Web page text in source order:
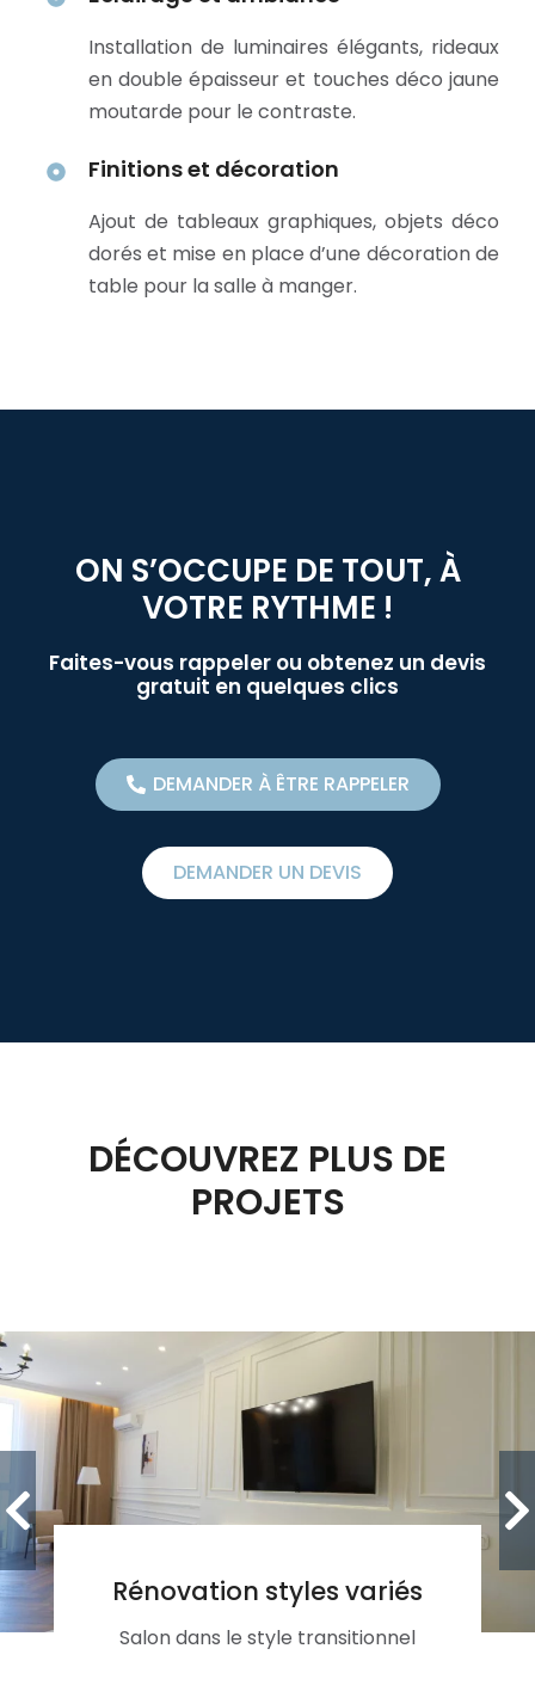
Installation de luminaires élégants, rideaux
en double épaisseur et touches déco jaune
moutarde pour le contraste.
Finitions et décoration
Ajout de tableaux graphiques, objets déco
dorés et mise en place d’une décoration de
table pour la salle à manger.
ON S’OCCUPE DE TOUT, À
VOTRE RYTHME !
Faites-vous rappeler ou obtenez un devis
gratuit en quelques clics
DEMANDER À ÊTRE RAPPELER
DEMANDER UN DEVIS
DÉCOUVREZ PLUS DE
PROJETS
Rénovation styles variés
Salon dans le style transitionnel